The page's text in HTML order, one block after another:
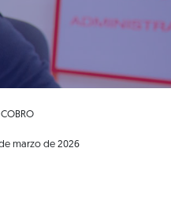
marzo de 2026